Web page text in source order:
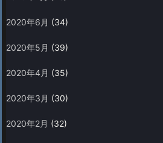
2020年6月 (34)
2020年5月 (39)
2020年4月 (35)
2020年3月 (30)
2020年2月 (32)